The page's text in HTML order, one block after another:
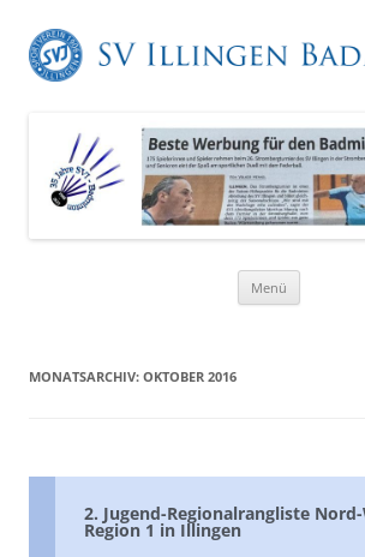
Menü
MONATSARCHIV: OKTOBER 2016
2. Jugend-Regionalrangliste
Region 1 in Illingen